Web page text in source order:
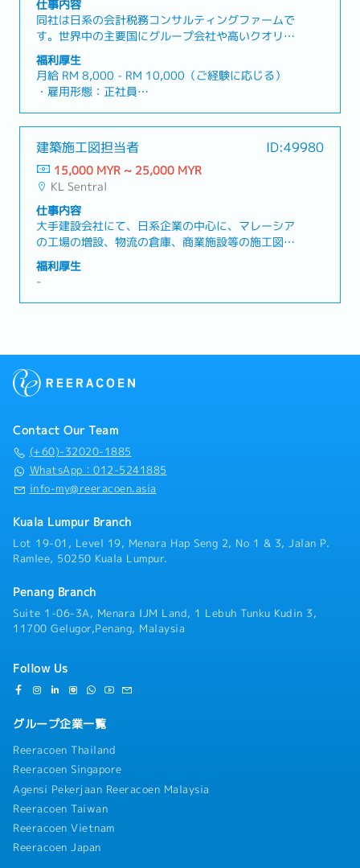
広告主の成長を「成果」として実感できる仕事
話など多様なサポート方法を用いて聞き取り調査を
行い、情報収集を行います・事案の緊急度などを適
切に分類し、特別調査部門へ引き継ぎます
・不動産仲介業者の紹介
・片道航空券の手配
・会社指定の健康保険、生命保険の加入あり（費用
会社負担)
・クライアントオフィスでの勤務日には、フリーラ
ンチとスナックがあります
仕事内容
同社は日系の会計税務コンサルティングファームで
す。世界中の主要国にグループ会社や高いクオリテ
ィを有するアライアンスパートナーを配置していま
すので、クライアントのためにプロジェクトを統括
するワンストップサービスを提供することができる
のが同社の強みです。【業務内容】日系クライアン
トからの窓口として各種問い合わせに対応し、実務
に業務を推進する「橋渡し役（ブリッジ）」を担っ
ていただきます。会計業務全般のサポート（月次会
計報告、監査対応、記帳代行処理の進捗管理など）
ート、外国人就労ビザの申請サポートなど）税務ア
ドバイザリー業務（タックスヘイブン税制、移転価
格税制、組織再編税制などの相談対応）
福利厚生
月給 RM 8,000 - RM 10,000（ご経験に応じる）
・雇用形態：正社員
・勤務時間：平日 8:30~17:30
・勤務地 ：KL Sentral
・医療費 ：会社負担 (試用期間後 / 上限有)
・有給休暇：14日（勤続年数により変動）
・傷病休暇 : 14日（勤続年数により変動）
・携帯電話：支給あり
・交通費 ：一部企業負担
・昇格チャンスあり
・賞与：業績に応じて支給あり（年1回）
<その他>
ビザ発行サポート有
建築施工図担当者 ID:49980
15,000 MYR ~ 25,000 MYR
KL Sentral
仕事内容
大手建設会社にて、日系企業の中心に、マレーシア
の工場の増設、物流の倉庫、商業施設等の施工図を
作成して頂きます。マレーシア人のサポートメンバ
ーが6名いますので、彼等のマネジメントをしなが
てもらいます。給与は年齢、経験によって決まり、
います。
福利厚生
-
Contact Our Team
(+60)-32020-1885
WhatsApp：012-5241885
info-my@reeracoen.asia
Kuala Lumpur Branch
Lot 19-01, Level 19, Menara Hap Seng 2, No 1 & 3, Jalan P.
Ramlee, 50250 Kuala Lumpur.
Penang Branch
Suite 1-06-3A, Menara IJM Land, 1 Lebuh Tunku Kudin 3,
11700 Gelugor,Penang, Malaysia
Follow Us
グループ企業一覧
Reeracoen Thailand
Reeracoen Singapore
Agensi Pekerjaan Reeracoen Malaysia
Reeracoen Taiwan
Reeracoen Vietnam
Reeracoen Japan